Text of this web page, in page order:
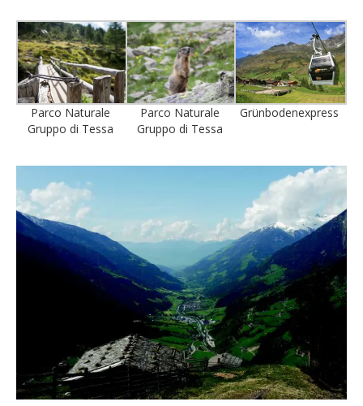
Parco Naturale
Gruppo di Tessa
Parco Naturale
Gruppo di Tessa
Grünbodenexpress